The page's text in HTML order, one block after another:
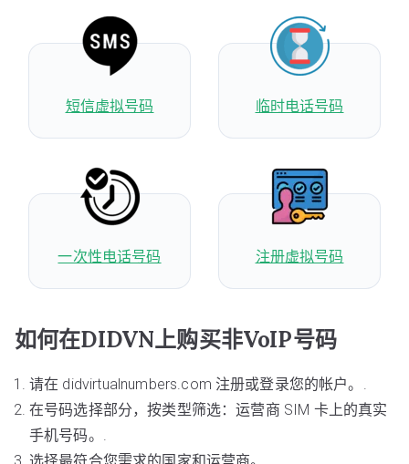
短信虚拟号码 临时电话号码
一次性电话号码 注册虚拟号码
如何在DIDVN上购买非VoIP号码
请在 didvirtualnumbers.com 注册或登录您的帐户。.
在号码选择部分，按类型筛选：运营商 SIM 卡上的真实
手机号码。.